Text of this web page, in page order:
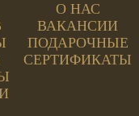
О НАС
ВАКАНСИИ
ПОДАРОЧНЫЕ
СЕРТИФИКАТЫ